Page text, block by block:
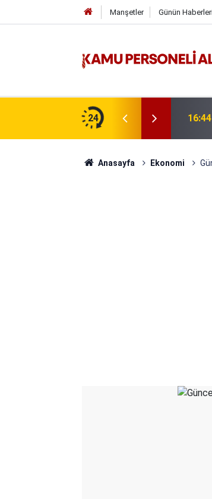
Manşetler Günün
24
Gündemde! Bakan Çiftçi Süreci
16:44
Anasayfa Ekonomi